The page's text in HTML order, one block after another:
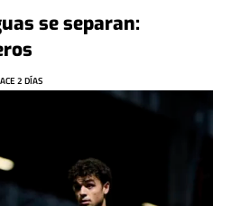
se separan:
2 DÍAS